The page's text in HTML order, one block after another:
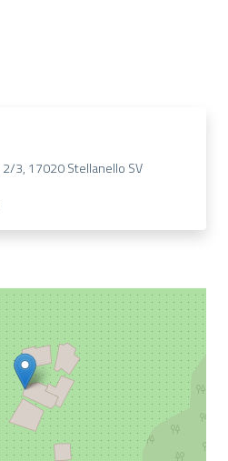
2/3, 17020 Stellanello SV